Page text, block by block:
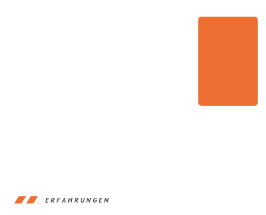
ERFAHRUNGEN